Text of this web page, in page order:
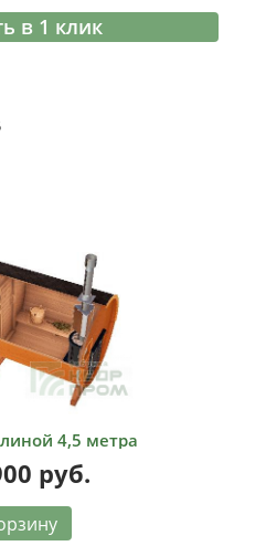
в 1 клик
4,5 метра
руб.